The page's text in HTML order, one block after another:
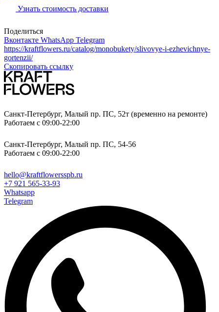
Узнать стоимость доставки
Поделиться
Вконтакте WhatsApp Telegram
https://kraftflowers.ru/catalog/monobukety/slivovye-i-ezhevichnye-
gortenzii/
Скопировать ссылку
Санкт-Петербург, Малый пр. ПС, 52т (временно на ремонте)
Работаем с 09:00-22:00
Санкт-Петербург, Малый пр. ПС, 54-56
Работаем с 09:00-22:00
hello@kraftflowersspb.ru
+7 921 565-33-93
Whatsapp
Telegram